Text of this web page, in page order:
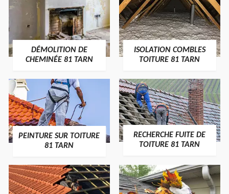
DÉMOLITION DE
CHEMINÉE 81 TARN
ISOLATION COMBLES
TOITURE 81 TARN
PEINTURE SUR TOITURE
81 TARN
RECHERCHE FUITE DE
TOITURE 81 TARN